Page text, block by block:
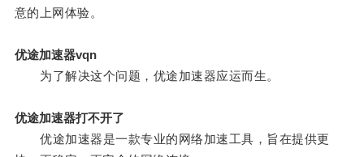
意的上网体验。
优途加速器vqn
为了解决这个问题，优途加速器应运而生。
优途加速器打不开了
优途加速器是一款专业的网络加速工具，旨在提供更